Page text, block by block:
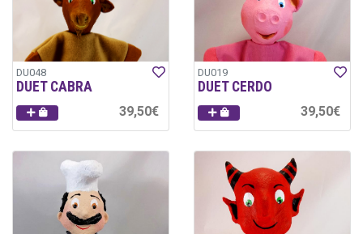
DU048
DUET CABRA
39,50€
DU019
DUET CERDO
39,50€